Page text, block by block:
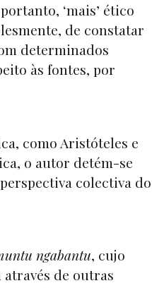
‘mais’ ético
de constatar
determinados
às fontes, por
como Aristóteles e
o autor detém-se
colectiva do
ngabantu, cujo
de outras